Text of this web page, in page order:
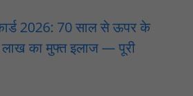
2026: 70 साल से ऊपर के
लाख का मुफ्त इलाज — पूरी